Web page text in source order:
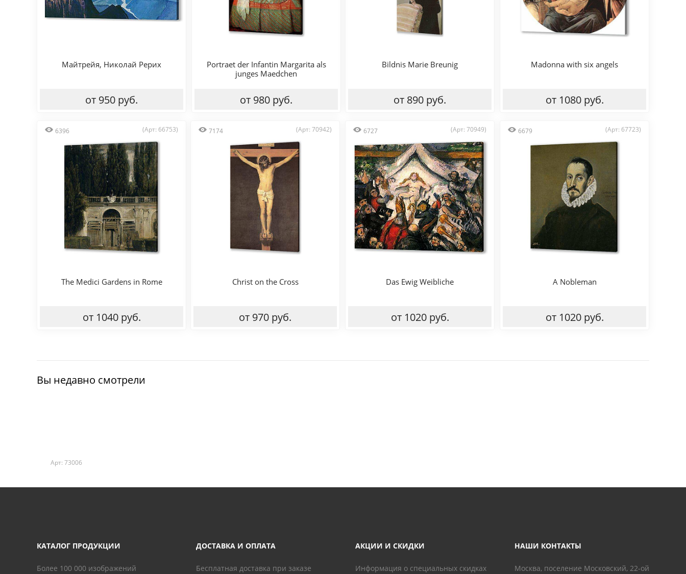
Майтрейя, Николай Рерих
от 950 руб.
Portraet der Infantin Margarita als
junges Maedchen
от 980 руб.
Bildnis Marie Breunig
от 890 руб.
Madonna with six angels
от 1080 руб.
6396 (Арт: 66753)
The Medici Gardens in Rome
от 1040 руб.
7174 (Арт: 70942)
Christ on the Cross
от 970 руб.
6727 (Арт: 70949)
Das Ewig Weibliche
от 1020 руб.
6679 (Арт: 67723)
A Nobleman
от 1020 руб.
Вы недавно смотрели
Арт: 73006
КАТАЛОГ ПРОДУКЦИИ
Более 100 000 изображений
ДОСТАВКА И ОПЛАТА
Бесплатная доставка при заказе
АКЦИИ И СКИДКИ
Информация о специальных скидках
НАШИ КОНТАКТЫ
Москва, поселение Московский, 22-ой